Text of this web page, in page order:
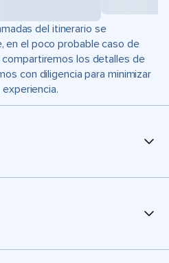
del itinerario se
en el poco probable caso de
los detalles de
con diligencia para minimizar